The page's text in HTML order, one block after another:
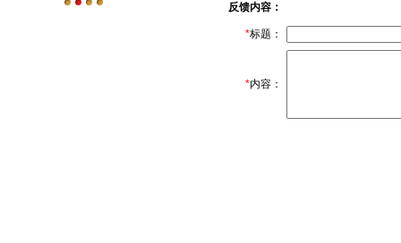
反馈内容：
*标题：
*内容：